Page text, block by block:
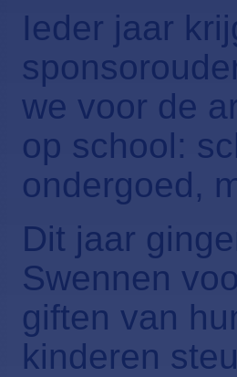
Ieder jaar
we voor de
op school:
ondergoed,
Dit jaar
Swennen
giften van
kinderen